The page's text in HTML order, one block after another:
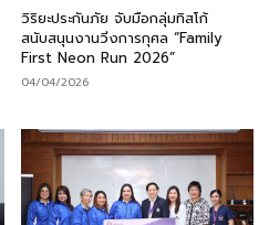
วิริยะประกันภัย จับมือกลุ่มทิสโก้
สนับสนุนงานวิ่งการกุศล “Family
First Neon Run 2026”
04/04/2026